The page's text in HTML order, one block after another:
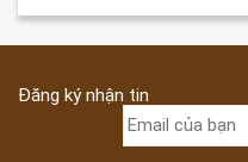
Đăng ký nhận tin